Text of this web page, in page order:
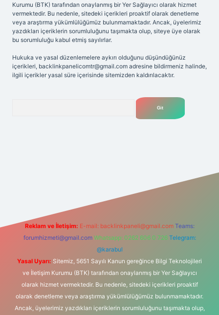
Kurumu (BTK) tarafından onaylanmış bir Yer Sağlayıcı olarak hizmet
vermektedir. Bu nedenle, sitedeki içerikleri proaktif olarak denetleme
veya araştırma yükümlülüğümüz bulunmamaktadır. Ancak, üyelerimiz
yazdıkları içeriklerin sorumluluğunu taşımakta olup, siteye üye olarak
bu sorumluluğu kabul etmiş sayılırlar.
Hukuka ve yasal düzenlemelere aykırı olduğunu düşündüğünüz
içerikleri, backlinkpanelicomtr@gmail.com adresine bildirmeniz halinde,
ilgili içerikler yasal süre içerisinde sitemizden kaldırılacaktır.
Reklam ve İletişim: E-mail: backlinkpaneli@gmail.com Teams:
forumhizmeti@gmail.com Whatsapp: 0262 606 0 726 Telegram:
@karabul
Yasal Uyarı: Sitemiz, 5651 Sayılı Kanun gereğince Bilgi Teknolojileri
ve İletişim Kurumu (BTK) tarafından onaylanmış bir Yer Sağlayıcı
olarak hizmet vermektedir. Bu nedenle, sitedeki içerikleri proaktif
olarak denetleme veya araştırma yükümlülüğümüz bulunmamaktadır.
Ancak, üyelerimiz yazdıkları içeriklerin sorumluluğunu taşımakta olup,